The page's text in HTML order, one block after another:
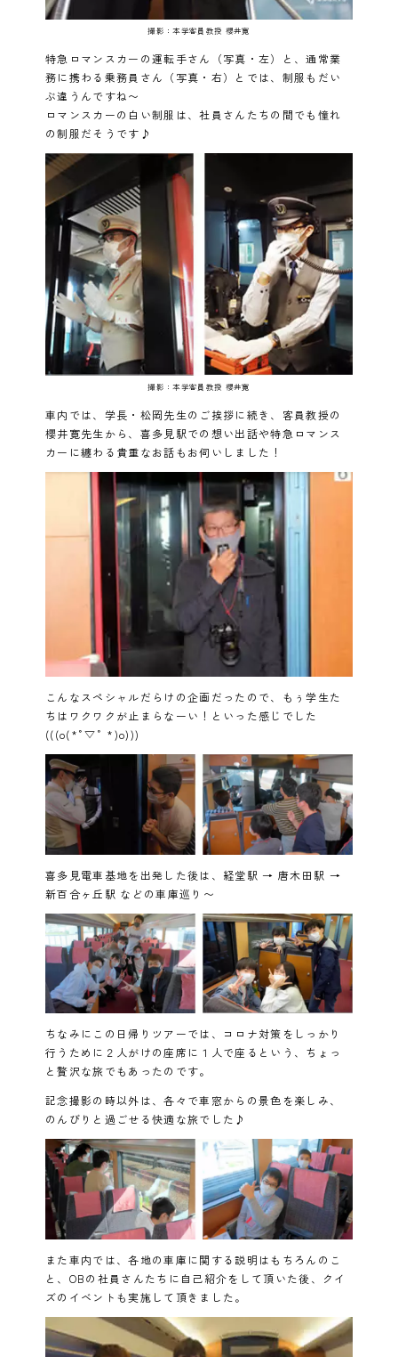
撮影：本学客員教授 櫻井寛
特急ロマンスカーの運転手さん（写真・左）と、通常業
務に携わる乗務員さん（写真・右）とでは、制服もだい
ぶ違うんですね〜
ロマンスカーの白い制服は、社員さんたちの間でも憧れ
の制服だそうです♪
撮影：本学客員教授 櫻井寛
車内では、学長・松岡先生のご挨拶に続き、客員教授の
櫻井寛先生から、喜多見駅での想い出話や特急ロマンス
カーに纏わる貴重なお話もお伺いしました！
こんなスペシャルだらけの企画だったので、もぅ学生た
ちはワクワクが止まらなーい！といった感じでした
(((o(*ﾟ▽ﾟ *)o)))
喜多見電車基地を出発した後は、経堂駅 → 唐木田駅 →
新百合ヶ丘駅 などの車庫巡り〜
ちなみにこの日帰りツアーでは、コロナ対策をしっかり
行うために２人がけの座席に１人で座るという、ちょっ
と贅沢な旅でもあったのです。
記念撮影の時以外は、各々で車窓からの景色を楽しみ、
のんびりと過ごせる快適な旅でした♪
また車内では、各地の車庫に関する説明はもちろんのこ
と、OBの社員さんたちに自己紹介をして頂いた後、クイ
ズのイベントも実施して頂きました。